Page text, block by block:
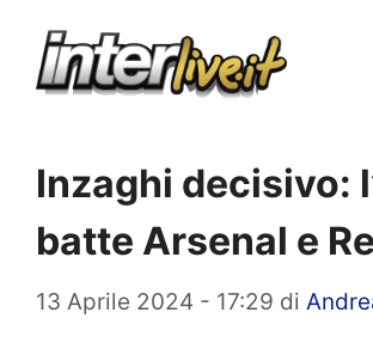
Inzaghi decisivo:
batte Arsenal e
13 Aprile 2024 - 17:29 di